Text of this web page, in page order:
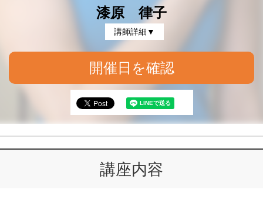
漆原 律子
講師詳細▼
開催日を確認
講座内容